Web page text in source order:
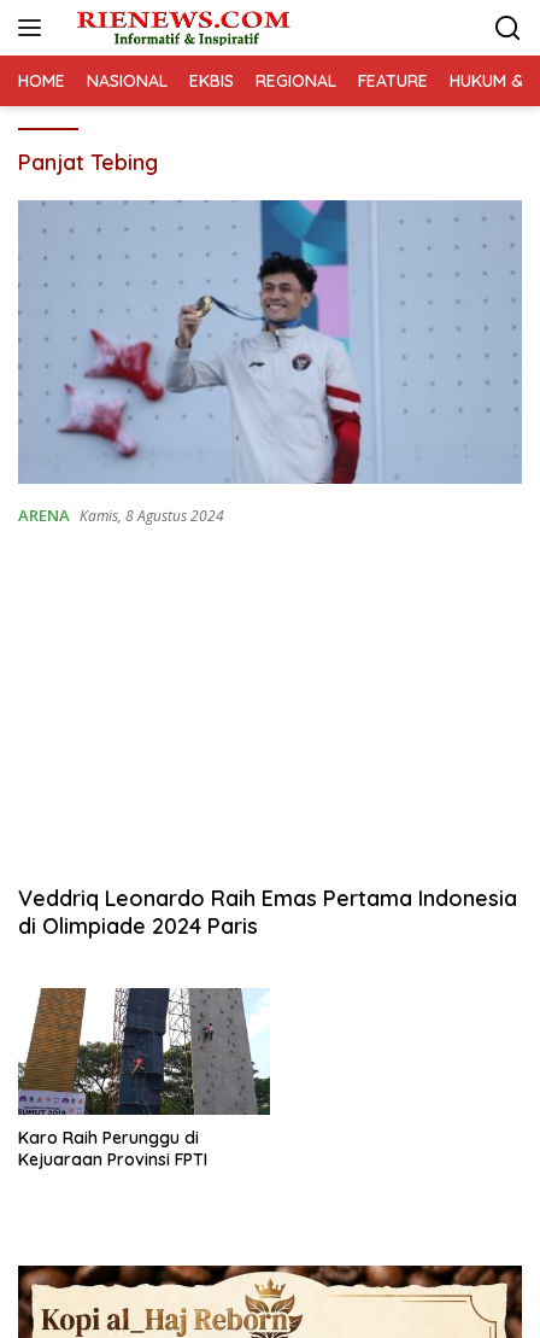
HOME NASIONAL EKBIS REGIONAL FEATURE HUKUM &
Panjat Tebing
ARENA Kamis, 8 Agustus 2024
Veddriq Leonardo Raih Emas Pertama Indonesia
di Olimpiade 2024 Paris
Karo Raih Perunggu di
Kejuaraan Provinsi FPTI